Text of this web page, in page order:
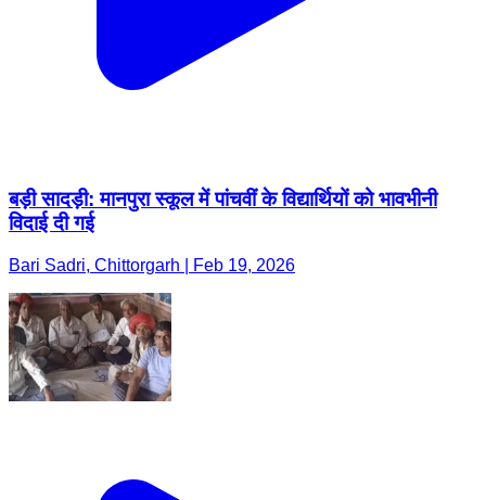
बड़ी सादड़ी: मानपुरा स्कूल में पांचवीं के विद्यार्थियों को भावभीनी
विदाई दी गई
Bari Sadri, Chittorgarh | Feb 19, 2026